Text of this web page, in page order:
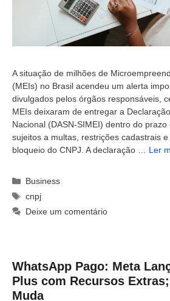
A situação de milhões de
(MEIs) no Brasil acendeu um alerta
divulgados pelos órgãos responsáveis,
MEIs deixaram de entregar a
Nacional (DASN-SIMEI) dentro do
sujeitos a multas, restrições cadastrais
bloqueio do CNPJ. A declaração … Ler
Categorias
Business
Tags
cnpj
Deixe um comentário
WhatsApp Pago: Meta
Plus com Recursos
Muda